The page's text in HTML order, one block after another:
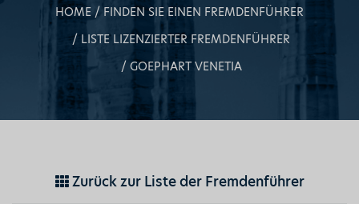
HOME
FINDEN SIE EINEN FREMDENFÜHRER
LISTE LIZENZIERTER FREMDENFÜHRER
GOEPHART VENETIA
Zurück zur Liste der Fremdenführer